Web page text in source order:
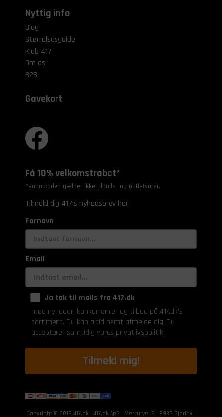
Nyttig info
Blog
Størrelsesguide
Klub 417
Om os
B2B
Gavekort
Få 10% velkomstrabat*
*Rabatkoden gælder ikke tilbuds- og outletvarer.
Tilmeld dig 417's nyhedsbrev her:
Fornavn
Email
Ja tak til mails fra 417.dk
med nyheder, konkurrencer og tilbud på 417.dk's
sortiment. Du kan altid nemt afmelde dig. Du
accepterer samtidig vores privatlivspolitik.
Tilmeld mig!
Copyright © 2019 417.dk | 417.dk ApS | Mercurvej 2 | 8983 Gjerlev J